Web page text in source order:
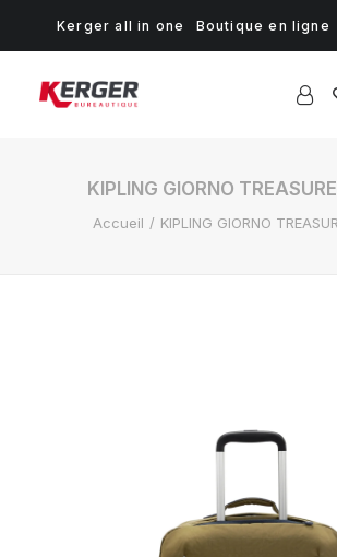
Kerger all in one Boutique en ligne
KIPLING GIORNO
Accueil KIPLING GIORNO